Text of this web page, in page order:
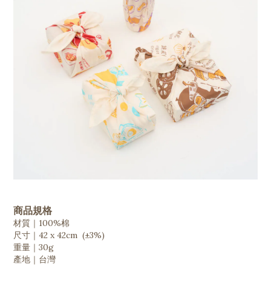
商品規格
材質｜100%棉
尺寸｜42 x 42cm (±3%)
重量｜30g
產地｜台灣